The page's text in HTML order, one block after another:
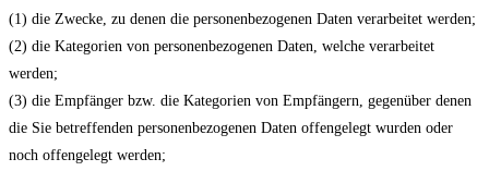
(1) die Zwecke, zu denen die personenbezogenen Daten verarbeitet werden;
(2) die Kategorien von personenbezogenen Daten, welche verarbeitet
werden;
(3) die Empfänger bzw. die Kategorien von Empfängern, gegenüber denen
die Sie betreffenden personenbezogenen Daten offengelegt wurden oder
noch offengelegt werden;